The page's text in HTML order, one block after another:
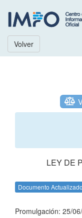
Volver
LEY DE
Documento Actualizado
Promulgación: 25/